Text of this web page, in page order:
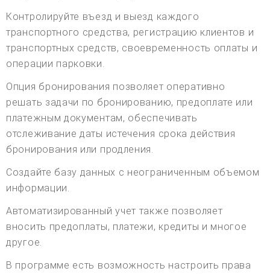
Контролируйте въезд и выезд каждого
транспортного средства, регистрацию клиентов и
транспортных средств, своевременность оплаты и
операции парковки.
Опция бронирования позволяет оперативно
решать задачи по бронированию, предоплате или
платежным документам, обеспечивать
отслеживание даты истечения срока действия
бронирования или продления.
Создайте базу данных с неограниченным объемом
информации.
Автоматизированный учет также позволяет
вносить предоплаты, платежи, кредиты и многое
другое.
В программе есть возможность настроить права